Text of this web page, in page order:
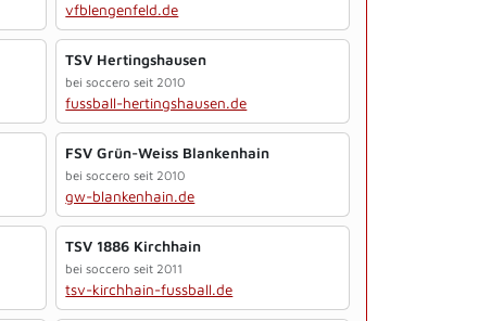
vfblengenfeld.de
TSV Hertingshausen
bei soccero seit 2010
fussball-hertingshausen.de
FSV Grün-Weiss Blankenhain
bei soccero seit 2010
gw-blankenhain.de
TSV 1886 Kirchhain
bei soccero seit 2011
tsv-kirchhain-fussball.de